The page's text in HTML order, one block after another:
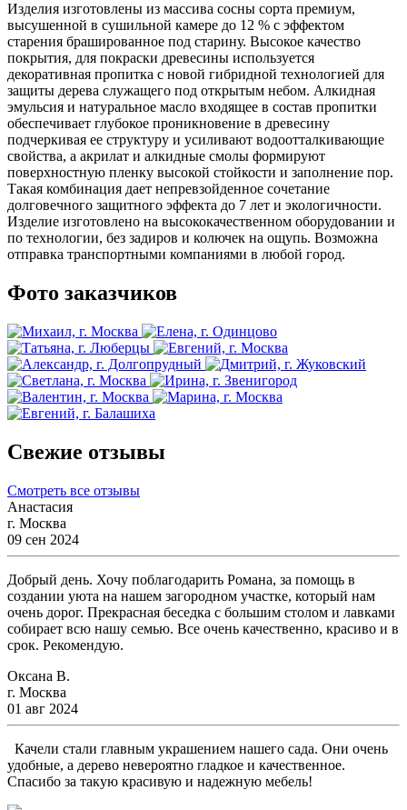
Изделия изготовлены из массива сосны сорта премиум,
высушенной в сушильной камере до 12 % с эффектом
старения брашированное под старину. Высокое качество
покрытия, для покраски древесины используется
декоративная пропитка с новой гибридной технологией для
защиты дерева служащего под открытым небом. Алкидная
эмульсия и натуральное масло входящее в состав пропитки
обеспечивает глубокое проникновение в древесину
подчеркивая ее структуру и усиливают водоотталкивающие
свойства, а акрилат и алкидные смолы формируют
поверхностную пленку высокой стойкости и заполнение пор.
Такая комбинация дает непревзойденное сочетание
долговечного защитного эффекта до 7 лет и экологичности.
Изделие изготовлено на высококачественном оборудовании и
по технологии, без задиров и колючек на ощупь. Возможна
отправка транспортными компаниями в любой город.
Фото заказчиков
Свежие отзывы
Смотреть все отзывы
Анастасия
г. Москва
09 сен 2024
Добрый день. Хочу поблагодарить Романа, за помощь в
создании уюта на нашем загородном участке, который нам
очень дорог. Прекрасная беседка с большим столом и лавками
собирает всю нашу семью. Все очень качественно, красиво и в
срок. Рекомендую.
Оксана В.
г. Москва
01 авг 2024
Качели стали главным украшением нашего сада. Они очень
удобные, а дерево невероятно гладкое и качественное.
Спасибо за такую красивую и надежную мебель!